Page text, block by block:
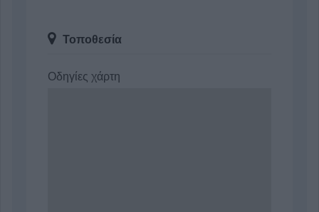
Τοποθεσία
Οδηγίες χάρτη